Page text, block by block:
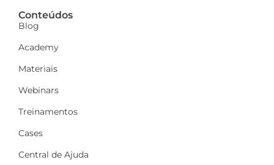
Conteúdos
Blog
Academy
Materiais
Webinars
Treinamentos
Cases
Central de Ajuda